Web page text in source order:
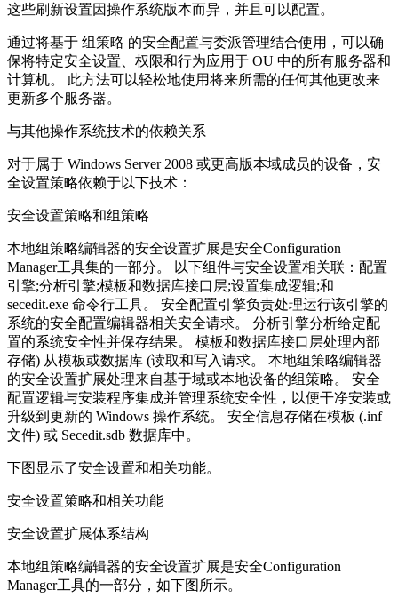
这些刷新设置因操作系统版本而异，并且可以配置。
通过将基于 组策略 的安全配置与委派管理结合使用，可以确
保将特定安全设置、权限和行为应用于 OU 中的所有服务器和
计算机。 此方法可以轻松地使用将来所需的任何其他更改来
更新多个服务器。
与其他操作系统技术的依赖关系
对于属于 Windows Server 2008 或更高版本域成员的设备，安
全设置策略依赖于以下技术：
安全设置策略和组策略
本地组策略编辑器的安全设置扩展是安全Configuration
Manager工具集的一部分。 以下组件与安全设置相关联：配置
引擎;分析引擎;模板和数据库接口层;设置集成逻辑;和
secedit.exe 命令行工具。 安全配置引擎负责处理运行该引擎的
系统的安全配置编辑器相关安全请求。 分析引擎分析给定配
置的系统安全性并保存结果。 模板和数据库接口层处理内部
存储) 从模板或数据库 (读取和写入请求。 本地组策略编辑器
的安全设置扩展处理来自基于域或本地设备的组策略。 安全
配置逻辑与安装程序集成并管理系统安全性，以便干净安装或
升级到更新的 Windows 操作系统。 安全信息存储在模板 (.inf
文件) 或 Secedit.sdb 数据库中。
下图显示了安全设置和相关功能。
安全设置策略和相关功能
安全设置扩展体系结构
本地组策略编辑器的安全设置扩展是安全Configuration
Manager工具的一部分，如下图所示。